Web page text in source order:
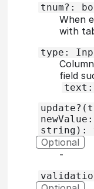
tnum?:
When
with
type:
field
string):
Optional
‐